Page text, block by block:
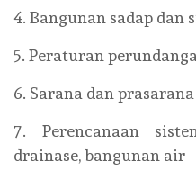
4. Bangunan sadap
5. Peraturan
6. Sarana dan
7. Perencanaan
drainase, bangunan air